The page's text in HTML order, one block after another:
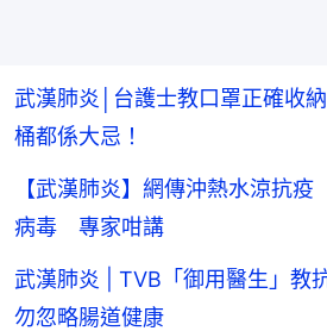
武漢肺炎│台護士教口罩正確收
桶都係大忌！
【武漢肺炎】網傳沖熱水涼抗
病毒 專家咁講
武漢肺炎 | TVB「御用醫生」教
勿忽略腸道健康